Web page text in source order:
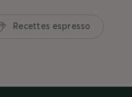
Recettes espresso